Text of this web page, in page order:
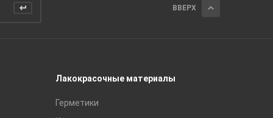
ВВЕРХ
Лакокрасочные материалы
Герметики